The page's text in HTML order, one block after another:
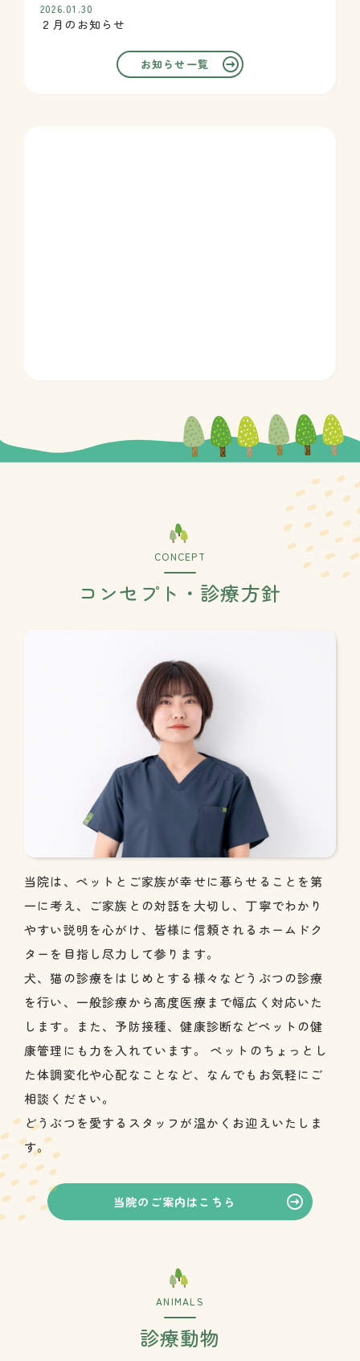
2026.01.30
２月のお知らせ
お知らせ一覧
CONCEPT
コンセプト・診療方針
当院は、ペットとご家族が幸せに暮らせることを第
一に考え、ご家族との対話を大切し、丁寧でわかり
やすい説明を心がけ、皆様に信頼されるホームドク
ターを目指し尽力して参ります。
犬、猫の診療をはじめとする様々などうぶつの診療
を行い、一般診療から高度医療まで幅広く対応いた
します。また、予防接種、健康診断などペットの健
康管理にも力を入れています。 ペットのちょっとし
た体調変化や心配なことなど、なんでもお気軽にご
相談ください。
どうぶつを愛するスタッフが温かくお迎えいたしま
す。
当院のご案内はこちら
ANIMALS
診療動物